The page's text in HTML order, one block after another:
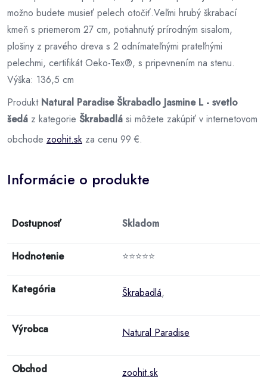
možno budete musieť pelech otočiť.Veľmi hrubý škrabací
kmeň s priemerom 27 cm, potiahnutý prírodným sisalom,
plošiny z pravého dreva s 2 odnímateľnými prateľnými
pelechmi, certifikát Oeko-Tex®, s pripevnením na stenu.
Výška: 136,5 cm
Produkt Natural Paradise Škrabadlo Jasmine L - svetlo
šedá z kategorie Škrabadlá si môžete zakúpiť v internetovom
obchode zoohit.sk za cenu 99 €.
Informácie o produkte
Dostupnosť Skladom
Hodnotenie ⭐⭐⭐⭐⭐
Kategória Škrabadlá,
Výrobca Natural Paradise
Obchod zoohit.sk